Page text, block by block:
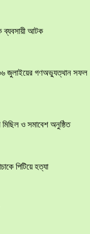
ব্যবসায়ী আটক
৩৬ জুলাইয়ের গণঅভ্যুত্থান সফল
ও সমাবেশ অনুষ্ঠিত
পিটিয়ে হত্যা